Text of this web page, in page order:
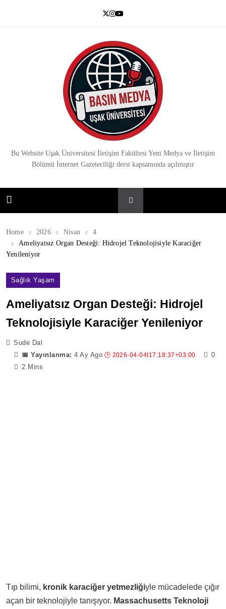
Basın Medya
Bu Website Uşak Üniversitesi İletişim Fakültesi Yeni Medya ve İletişim
Bölümü İnternet Gazeteciliği dersi kapsamında açılmıştır
Home 2026 Nisan
4
Ameliyatsız Organ Desteği: Hidrojel Teknolojisiyle Karaciğer
Yenileniyor
Sağlık Yaşam
Ameliyatsız Organ Desteği: Hidrojel
Teknolojisiyle Karaciğer Yenileniyor
Sude Dal
4 Ay Ago
0
2 Mins
Tıp bilimi, kronik karaciğer yetmezliğiyle mücadelede çığır
açan bir teknolojiyle tanışıyor. Massachusetts Teknoloji